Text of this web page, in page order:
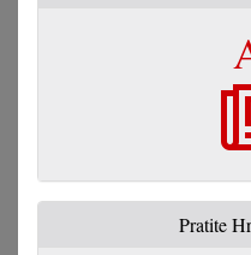
Pratite